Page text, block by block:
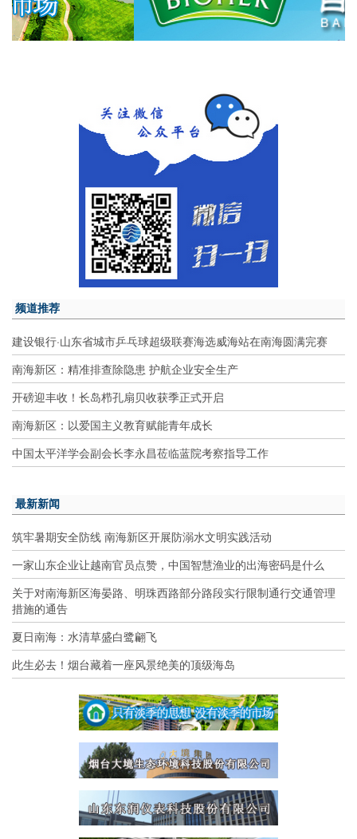
频道推荐
建设银行·山东省城市乒乓球超级联赛海选威海站在南海圆满完赛
南海新区：精准排查除隐患 护航企业安全生产
开磅迎丰收！长岛栉孔扇贝收获季正式开启
南海新区：以爱国主义教育赋能青年成长
中国太平洋学会副会长李永昌莅临蓝院考察指导工作
最新新闻
筑牢暑期安全防线 南海新区开展防溺水文明实践活动
一家山东企业让越南官员点赞，中国智慧渔业的出海密码是什么
关于对南海新区海晏路、明珠西路部分路段实行限制通行交通管理
措施的通告
夏日南海：水清草盛白鹭翩飞
此生必去！烟台藏着一座风景绝美的顶级海岛